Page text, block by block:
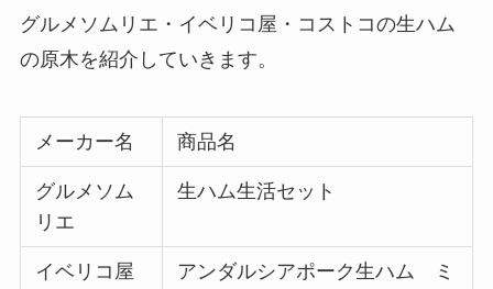
買ってよかったノートパソコンはこれ！コ
スパ最強商品や初心者におすすめを紹介！
の特徴や失敗した人の口コミは？おすすめ
も紹介！
買ってはいけない枕の特徴は？失敗した人
の口コミや後悔しないための選び方を紹
グルメソムリエ・イベリコ屋・コストコの生ハム
の原木を紹介していきます。
メーカー名 商品名
グルメソム
リエ
生ハム生活セット
イベリコ屋
アンダルシアポーク生ハム ミ